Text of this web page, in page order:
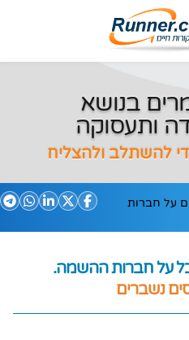
בנושא
ותעסוקה
להשתלב ולהצליח
על חברות
על חברות ההשמה.
נשברים